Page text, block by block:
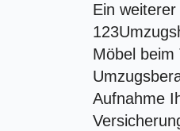
Ein
Möbel
Aufnahme